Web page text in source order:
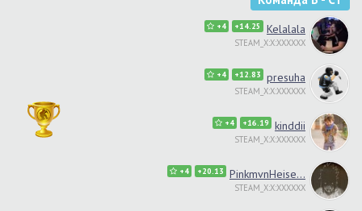
+4 +14.25 Kelalala
STEAM_X:X:XXXXXX
+4 +12.83 presuha
STEAM_X:X:XXXXXX
+4 +16.19 kinddii
STEAM_X:X:XXXXXX
+4 +20.13 PinkmvnHeise...
STEAM_X:X:XXXXXX